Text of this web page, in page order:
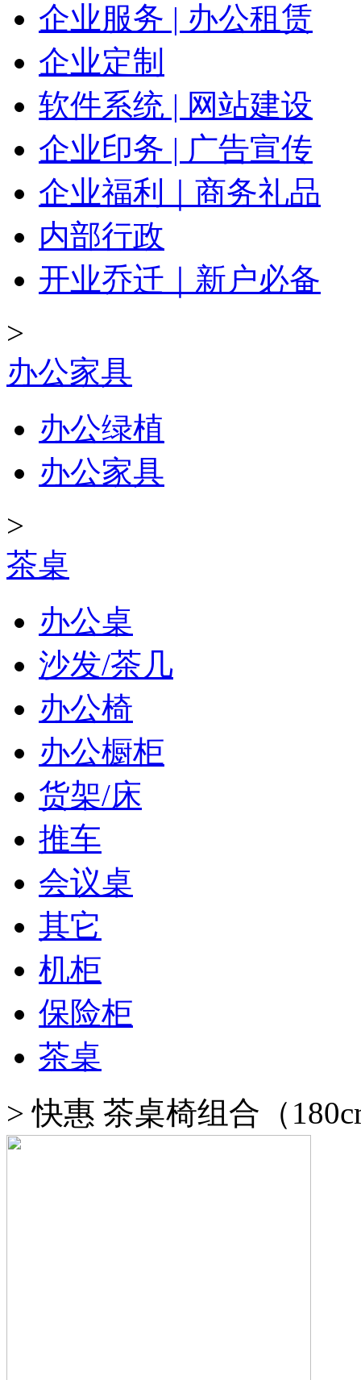
企业服务 | 办公租赁
企业定制
软件系统 | 网站建设
企业印务 | 广告宣传
企业福利｜商务礼品
内部行政
开业乔迁｜新户必备
>
办公家具
办公绿植
办公家具
>
茶桌
办公桌
沙发/茶几
办公椅
办公橱柜
货架/床
推车
会议桌
其它
机柜
保险柜
茶桌
> 快惠 茶桌椅组合（